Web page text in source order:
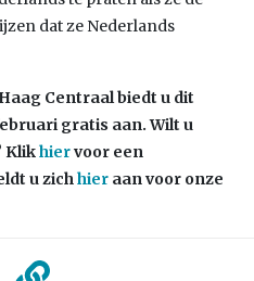
dat ze Nederlands
Centraal biedt u dit
gratis aan. Wilt u
Klikhiervoor een
u zichhier aan voor onze